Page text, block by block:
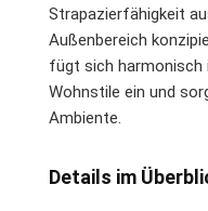
Strapazierfähigkeit
Außenbereich
fügt sich harmonisch
Wohnstile ein und
Ambiente.
Details im